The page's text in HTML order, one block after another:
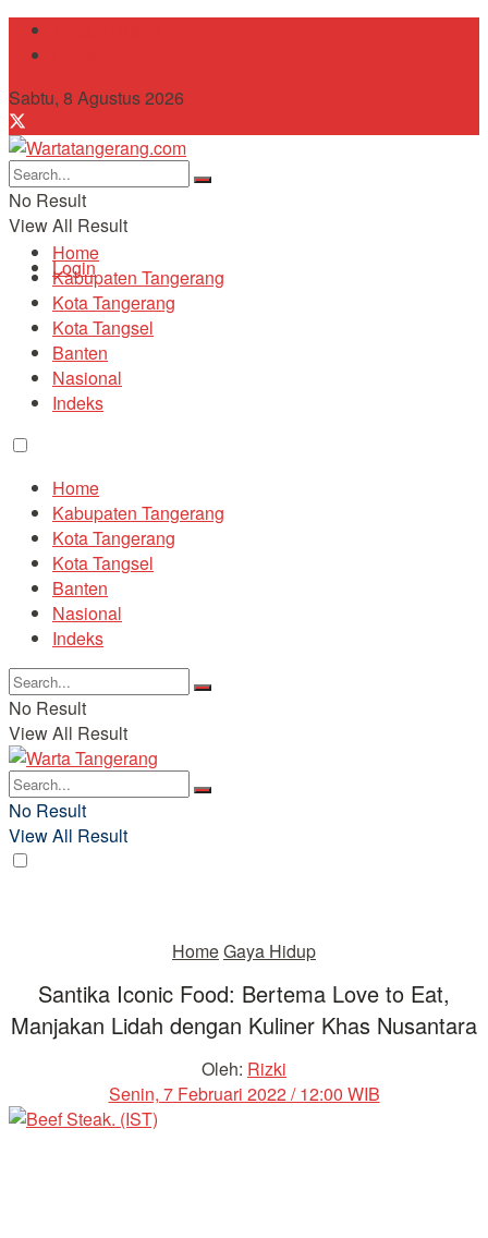
Sabtu, 8 Agustus 2026
No Result
View All Result
Login
Home
Kabupaten Tangerang
Kota Tangerang
Kota Tangsel
Banten
Nasional
Indeks
Home
Kabupaten Tangerang
Kota Tangerang
Kota Tangsel
Banten
Nasional
Indeks
No Result
View All Result
No Result
View All Result
HomeGaya Hidup
Santika Iconic Food: Bertema Love to Eat,
Manjakan Lidah dengan Kuliner Khas Nusantara
Oleh: Rizki
Senin, 7 Februari 2022 / 12:00 WIB